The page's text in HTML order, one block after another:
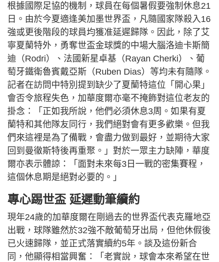
根據國際足協的機制，球員在每個暑假要強制休息21
日。由於今夏適逢美加墨世界盃，凡隨國家隊殺入16
強或更後階段的球員均獲准延遲歸隊。因此，除了艾
寧夏蘭特外，勇奪世盃金球獎的中場大腦洛迪卡斯簡
迪（Rodri）、法國新星卓基（Rayan Cherki）、葡
萄牙鐵衛魯賓戴亞斯（Ruben Dias）等均未有隨隊。
記者在訪問中特別提到缺少了夏蘭特這位「開心果」
會否令旅程失色，加華度爾亦毫不掩飾對這位老友的
掛念：「正如我所說，他們必須休息3周。如果有夏
蘭特和其他隊友同行，我們絕對會有更多歡樂。但我
們來這裡是為了備戰，會盡力做到最好，並期待大家
回到曼徹斯特後再重聚。」對於一眾主力缺陣，華度
爾亦表示體諒：「面對未來每3日一戰的密集賽程，
這個休息期是絕對必要的。」
專心踢世盃 延遲動筆續約
現年24歲的加華度爾在剛過去的世界盃代表克羅地亞
出戰，球隊雖然於32強不敵葡萄牙出局，但他休假後
已火速歸隊，並正式落實續約5年。談及這份新合
同，他顯得相當興奮：「老實說，球會本來希望在世